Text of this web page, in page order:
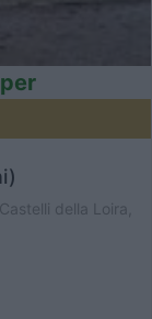
della Loira,